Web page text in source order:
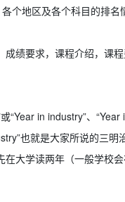
个地区及各个科目的排名
绩要求，课程介绍，课
in industry”、
也就是大家所说的三
大学读两年（一般学校